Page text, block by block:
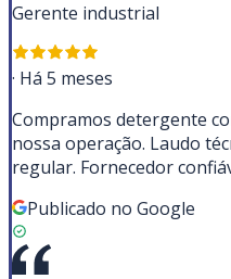
Gerente industrial
· Há 5 meses
Compramos detergente
nossa operação. Laudo
regular. Fornecedor
Publicado no Google